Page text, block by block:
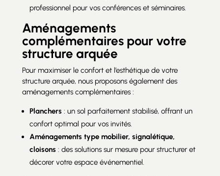
professionnel pour vos conférences et séminaires.
Aménagements
complémentaires pour votre
structure arquée
Pour maximiser le confort et l’esthétique de votre
structure arquée, nous proposons également des
aménagements complémentaires :
Planchers : un sol parfaitement stabilisé, offrant un
confort optimal pour vos invités.
Aménagements type mobilier, signalétique,
cloisons : des solutions sur mesure pour structurer et
décorer votre espace événementiel.